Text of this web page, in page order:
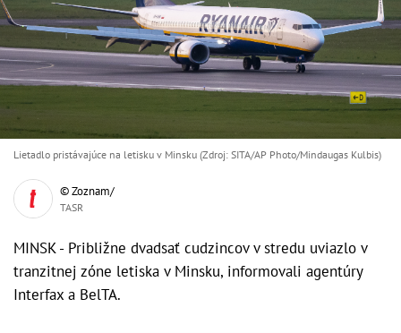
Lietadlo pristávajúce na letisku v Minsku (Zdroj: SITA/AP Photo/Mindaugas Kulbis)
© Zoznam/
TASR
MINSK - Približne dvadsať cudzincov v stredu uviazlo v
tranzitnej zóne letiska v Minsku, informovali agentúry
Interfax a BelTA.